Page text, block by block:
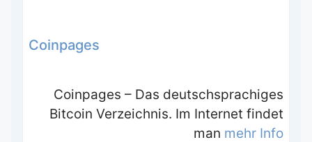
Coinpages
Coinpages – Das deutschsprachiges
Bitcoin Verzeichnis. Im Internet findet
man mehr Info